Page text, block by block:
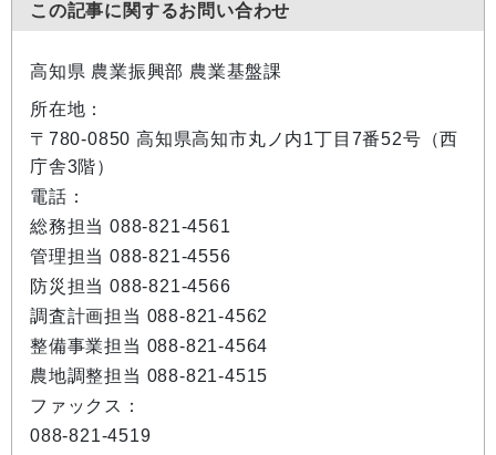
この記事に関するお問い合わせ
高知県 農業振興部 農業基盤課
所在地：
〒780-0850 高知県高知市丸ノ内1丁目7番52号（西
庁舎3階）
電話：
総務担当 088-821-4561
管理担当 088-821-4556
防災担当 088-821-4566
調査計画担当 088-821-4562
整備事業担当 088-821-4564
農地調整担当 088-821-4515
ファックス：
088-821-4519